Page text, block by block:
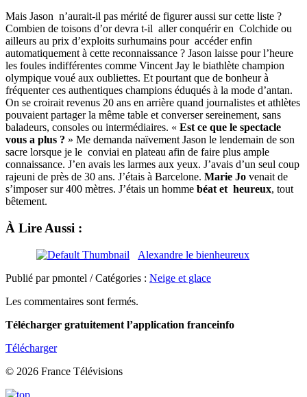
Mais Jason n’aurait-il pas mérité de figurer aussi sur cette liste ?
Combien de toisons d’or devra t-il aller conquérir en Colchide ou
ailleurs au prix d’exploits surhumains pour accéder enfin
automatiquement à cette reconnaissance ? Jason laisse pour l’heure
les foules indifférentes comme Vincent Jay le biathlète champion
olympique voué aux oubliettes. Et pourtant que de bonheur à
fréquenter ces authentiques champions éduqués à la mode d’antan.
On se croirait revenus 20 ans en arrière quand journalistes et athlètes
pouvaient partager la même table et converser sereinement, sans
baladeurs, consoles ou intermédiaires. « Est ce que le spectacle
vous a plus ? » Me demanda naïvement Jason le lendemain de son
sacre lorsque je le conviai en plateau afin de faire plus ample
connaissance. J’en avais les larmes aux yeux. J’avais d’un seul coup
rajeuni de près de 30 ans. J’étais à Barcelone. Marie Jo venait de
s’imposer sur 400 mètres. J’étais un homme béat et heureux, tout
bêtement.
À Lire Aussi :
Alexandre le bienheureux
Publié par pmontel / Catégories : Neige et glace
Les commentaires sont fermés.
Télécharger gratuitement l’application franceinfo
Télécharger
© 2026 France Télévisions